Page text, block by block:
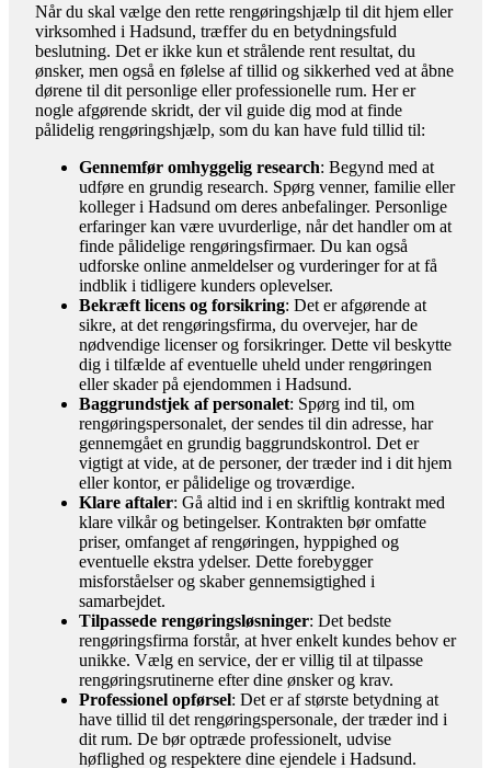
Når du skal vælge den rette rengøringshjælp til dit hjem eller
virksomhed i Hadsund, træffer du en betydningsfuld
beslutning. Det er ikke kun et strålende rent resultat, du
ønsker, men også en følelse af tillid og sikkerhed ved at åbne
dørene til dit personlige eller professionelle rum. Her er
nogle afgørende skridt, der vil guide dig mod at finde
pålidelig rengøringshjælp, som du kan have fuld tillid til:
Gennemfør omhyggelig research: Begynd med at
udføre en grundig research. Spørg venner, familie eller
kolleger i Hadsund om deres anbefalinger. Personlige
erfaringer kan være uvurderlige, når det handler om at
finde pålidelige rengøringsfirmaer. Du kan også
udforske online anmeldelser og vurderinger for at få
indblik i tidligere kunders oplevelser.
Bekræft licens og forsikring: Det er afgørende at
sikre, at det rengøringsfirma, du overvejer, har de
nødvendige licenser og forsikringer. Dette vil beskytte
dig i tilfælde af eventuelle uheld under rengøringen
eller skader på ejendommen i Hadsund.
Baggrundstjek af personalet: Spørg ind til, om
rengøringspersonalet, der sendes til din adresse, har
gennemgået en grundig baggrundskontrol. Det er
vigtigt at vide, at de personer, der træder ind i dit hjem
eller kontor, er pålidelige og troværdige.
Klare aftaler: Gå altid ind i en skriftlig kontrakt med
klare vilkår og betingelser. Kontrakten bør omfatte
priser, omfanget af rengøringen, hyppighed og
eventuelle ekstra ydelser. Dette forebygger
misforståelser og skaber gennemsigtighed i
samarbejdet.
Tilpassede rengøringsløsninger: Det bedste
rengøringsfirma forstår, at hver enkelt kundes behov er
unikke. Vælg en service, der er villig til at tilpasse
rengøringsrutinerne efter dine ønsker og krav.
Professionel opførsel: Det er af største betydning at
have tillid til det rengøringspersonale, der træder ind i
dit rum. De bør optræde professionelt, udvise
høflighed og respektere dine ejendele i Hadsund.